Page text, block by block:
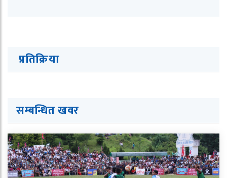
प्रतिक्रिया
सम्बन्धित खवर